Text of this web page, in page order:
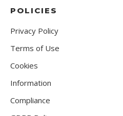
POLICIES
Privacy Policy
Terms of Use
Cookies
Information
Compliance